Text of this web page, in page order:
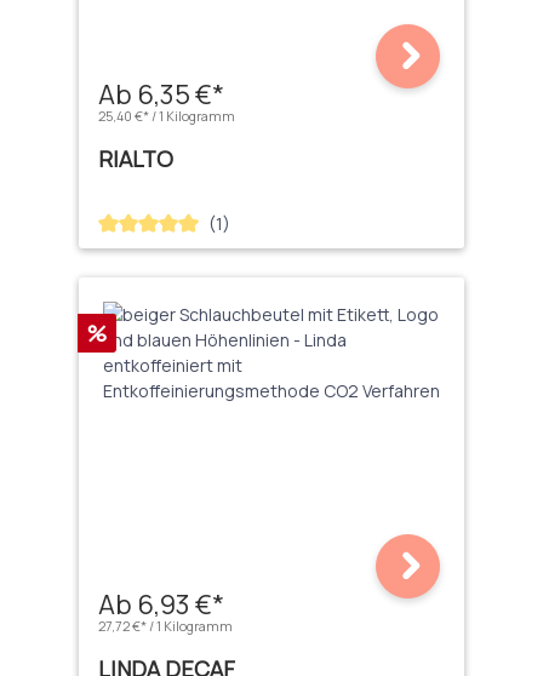
Ab 6,35 €*
25,40 €* / 1 Kilogramm
RIALTO
Durchschnittliche Bewertung von 5 von 5 Sternen
(1)
Rabatt
%
Ab 6,93 €*
27,72 €* / 1 Kilogramm
LINDA DECAF